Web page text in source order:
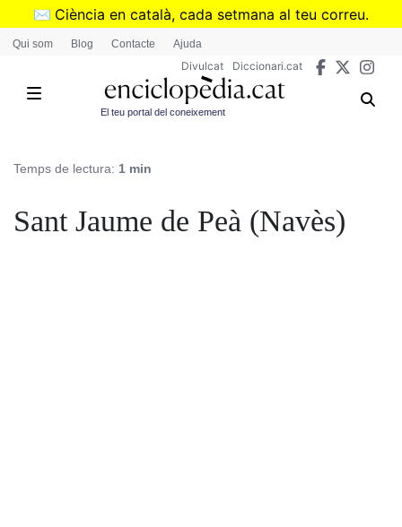
Vés
✉️ Ciència en català, cada setmana al teu correu.
➜Subscriu-te al butlletí de Divulcat
Qui som Blog Contacte Ajuda
Divulcat Diccionari.cat
El teu portal del coneixement
Temps de lectura: 1 min
Sant Jaume de Peà (Navès)